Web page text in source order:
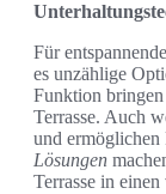
Für
es unzählige
Funktion
Terrasse. Auch
und ermöglichen
Lösungen
Terrasse in